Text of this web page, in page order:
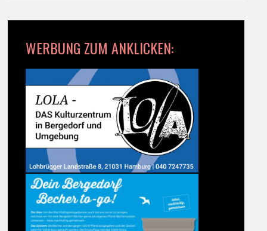
WERBUNG ZUM ANKLICKEN: